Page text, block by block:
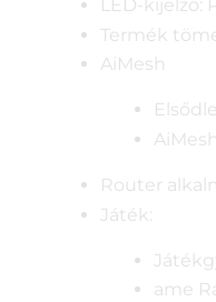
LED-kijelző:
Termék
AiMesh
Router
Játék:
ame